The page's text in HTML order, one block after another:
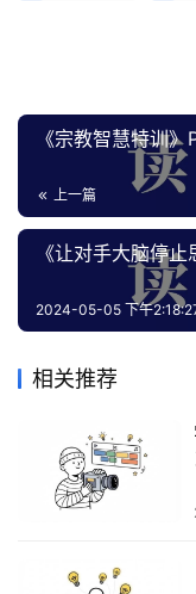
专
《宗教智慧特训
上一篇
《让对手大脑停
2024-05-05 下午
相关推荐